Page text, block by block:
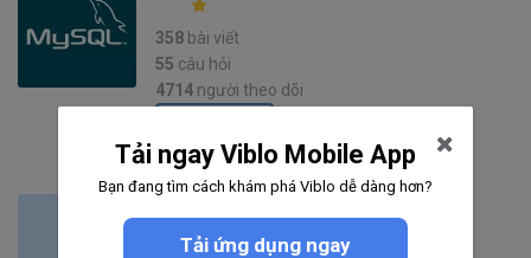
358 bài viết
55 câu hỏi
4714 người theo dõi
Tải ngay Viblo Mobile App
Bạn đang tìm cách khám phá Viblo dễ dàng hơn?
Tải ứng dụng ngay